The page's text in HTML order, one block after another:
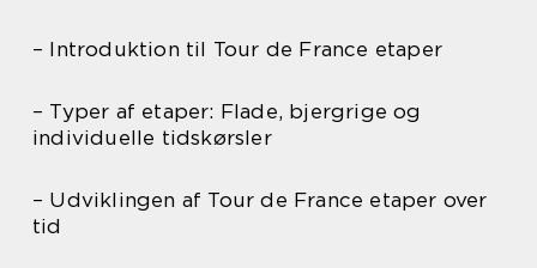
– Introduktion til Tour de France etaper
– Typer af etaper: Flade, bjergrige og
individuelle tidskørsler
– Udviklingen af Tour de France etaper over
tid